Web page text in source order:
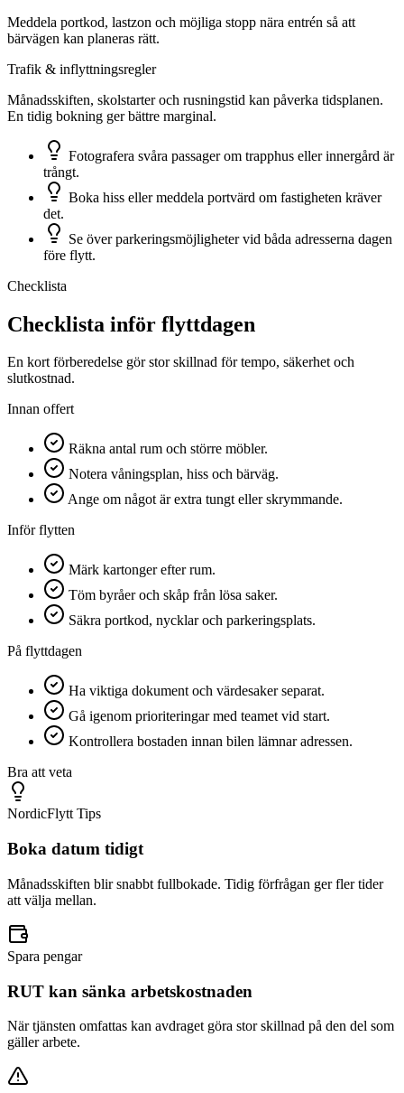
Meddela portkod, lastzon och möjliga stopp nära entrén så att
bärvägen kan planeras rätt.
Trafik & inflyttningsregler
Månadsskiften, skolstarter och rusningstid kan påverka tidsplanen.
En tidig bokning ger bättre marginal.
Fotografera svåra passager om trapphus eller innergård är
trångt.
Boka hiss eller meddela portvärd om fastigheten kräver
det.
Se över parkeringsmöjligheter vid båda adresserna dagen
före flytt.
Checklista
Checklista inför flyttdagen
En kort förberedelse gör stor skillnad för tempo, säkerhet och
slutkostnad.
Innan offert
Räkna antal rum och större möbler.
Notera våningsplan, hiss och bärväg.
Ange om något är extra tungt eller skrymmande.
Inför flytten
Märk kartonger efter rum.
Töm byråer och skåp från lösa saker.
Säkra portkod, nycklar och parkeringsplats.
På flyttdagen
Ha viktiga dokument och värdesaker separat.
Gå igenom prioriteringar med teamet vid start.
Kontrollera bostaden innan bilen lämnar adressen.
Bra att veta
NordicFlytt Tips
Boka datum tidigt
Månadsskiften blir snabbt fullbokade. Tidig förfrågan ger fler tider
att välja mellan.
Spara pengar
RUT kan sänka arbetskostnaden
När tjänsten omfattas kan avdraget göra stor skillnad på den del som
gäller arbete.